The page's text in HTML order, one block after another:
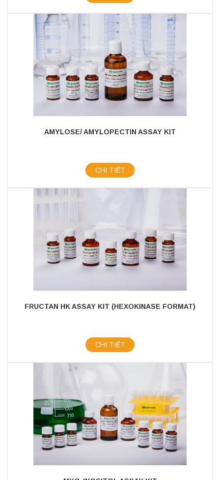
AMYLOSE/ AMYLOPECTIN ASSAY KIT
CHI TIẾT
FRUCTAN HK ASSAY KIT (HEXOKINASE FORMAT)
CHI TIẾT